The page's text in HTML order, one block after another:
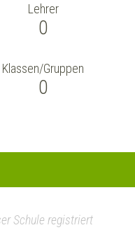
Lehrer
0
Klassen/Gruppen
0
Schule registriert